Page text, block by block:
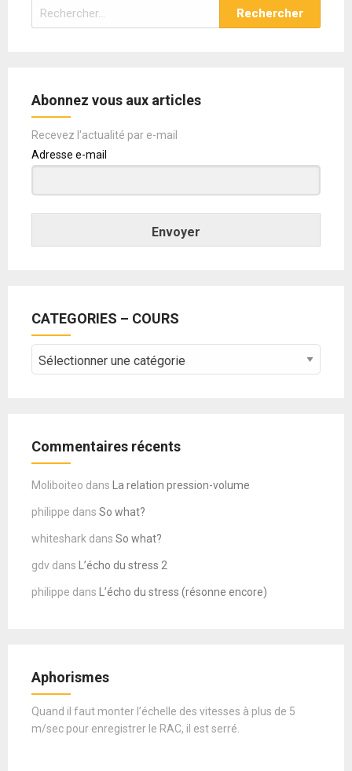
Rechercher :
Abonnez vous aux articles
Recevez l'actualité par e-mail
Adresse e-mail
Envoyer
CATEGORIES – COURS
CATEGORIES
–
Commentaires récents
Moliboiteo dans La relation pression-volume
philippe dans So what?
whiteshark dans So what?
gdv dans L’écho du stress 2
philippe dans L’écho du stress (résonne encore)
Aphorismes
Quand il faut monter l’échelle des vitesses à plus de 5
m/sec pour enregistrer le RAC, il est serré.